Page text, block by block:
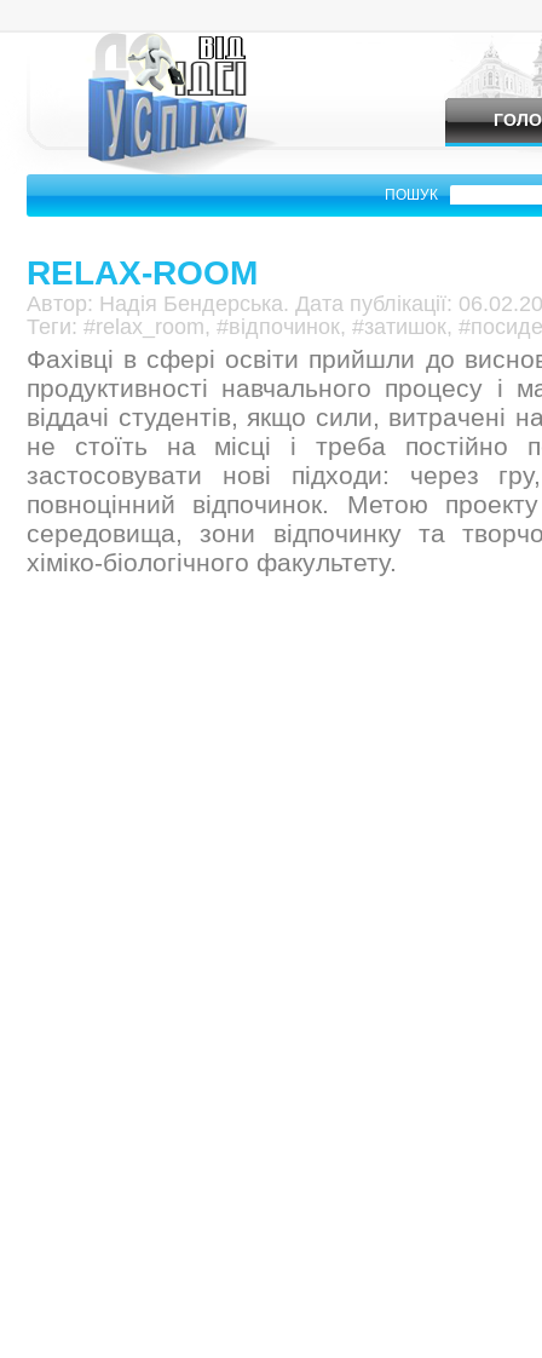
ПОШУК
RELAX-ROOM
Автор: Надія Бендерська. Дата публікації:
Теги: #relax_room, #відпочинок, #затишок,
Фахівці в сфері освіти прийшли до
продуктивності навчального процесу і
віддачі студентів, якщо сили, витрачені
не стоїть на місці і треба постійно
застосовувати нові підходи: через
повноцінний відпочинок. Метою
середовища, зони відпочинку та
хіміко-біологічного факультету.